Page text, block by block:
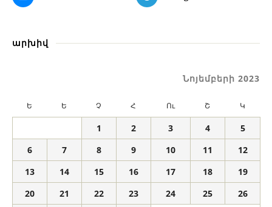
արխիվ
Նոյեմբերի 2023
Ե Ե Չ Հ Ու Շ Կ
1 2 3 4
5
6
7 8 9 10 11
12
13
14 15 16 17 18
19
20
21 22 23 24 25
26